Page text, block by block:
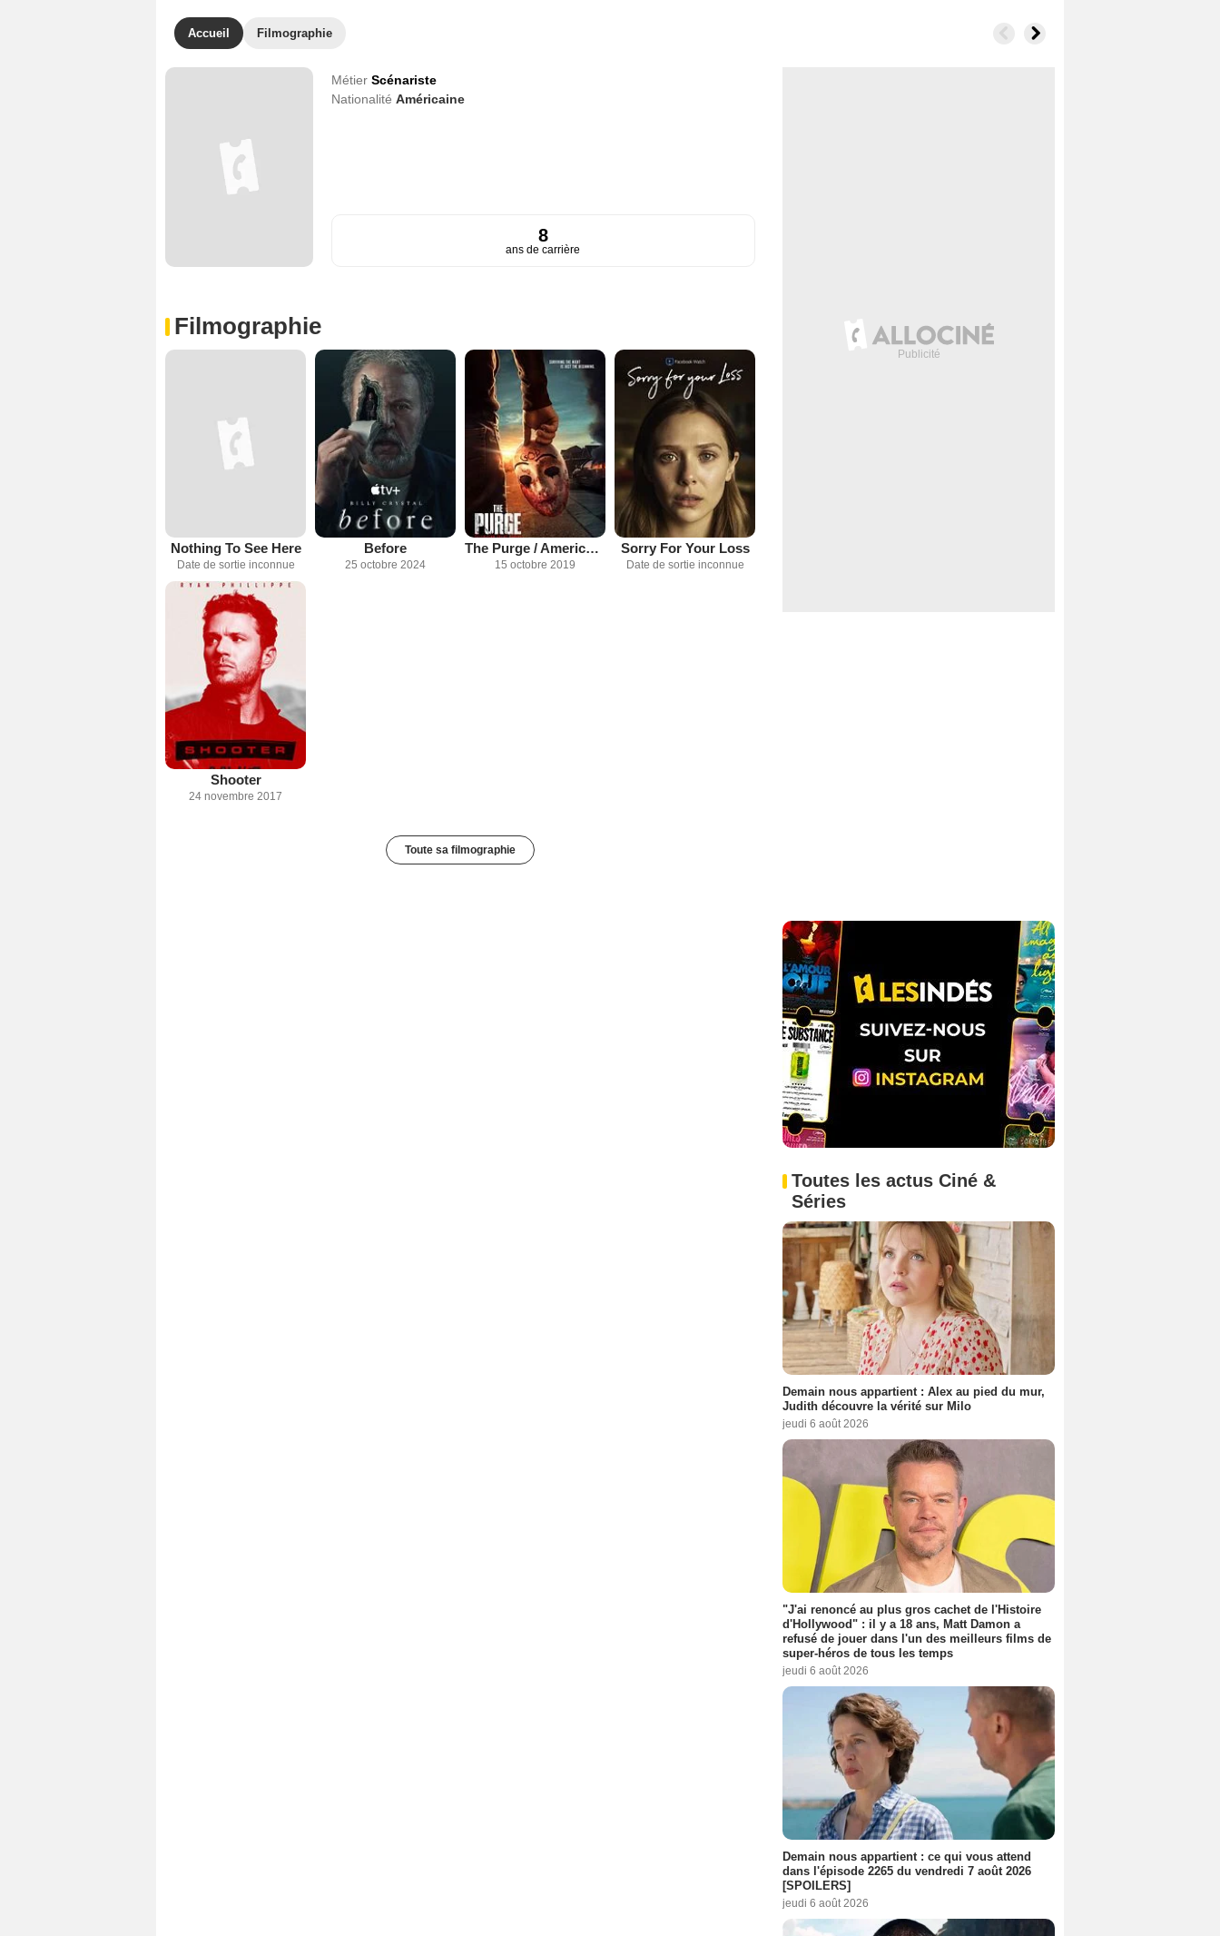
Accueil Filmographie
Métier Scénariste
Nationalité Américaine
8
ans de carrière
Filmographie
Nothing To See Here
Date de sortie inconnue
Before
25 octobre 2024
The Purge / American Nightmare
15 octobre 2019
Sorry For Your Loss
Date de sortie inconnue
Shooter
24 novembre 2017
Toute sa filmographie
Toutes les actus Ciné &
Séries
Demain nous appartient : Alex au pied du mur,
Judith découvre la vérité sur Milo
jeudi 6 août 2026
"J'ai renoncé au plus gros cachet de l'Histoire
d'Hollywood" : il y a 18 ans, Matt Damon a
refusé de jouer dans l'un des meilleurs films de
super-héros de tous les temps
jeudi 6 août 2026
Demain nous appartient : ce qui vous attend
dans l'épisode 2265 du vendredi 7 août 2026
[SPOILERS]
jeudi 6 août 2026